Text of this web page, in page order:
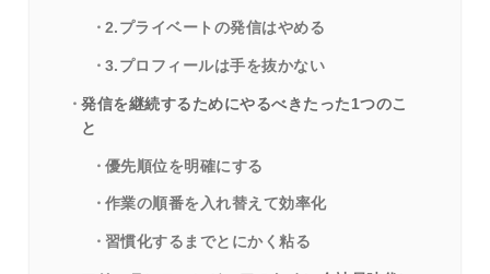
2.プライベートの発信はやめる
3.プロフィールは手を抜かない
発信を継続するためにやるべきたった1つのこ
と
優先順位を明確にする
作業の順番を入れ替えて効率化
習慣化するまでとにかく粘る